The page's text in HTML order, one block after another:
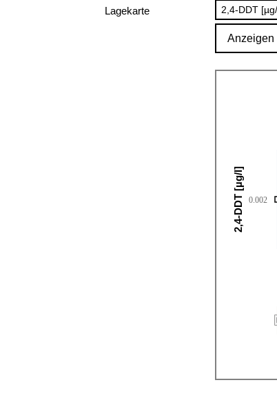
Lagekarte
Anzeigen
2,4-DDT [µg/l] 0.002